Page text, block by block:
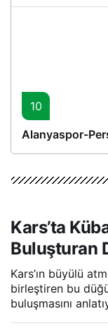
10
Alanyaspor-
Kars’ta
Buluşturan
Kars’ın büyülü
birleştiren bu
buluşmasını